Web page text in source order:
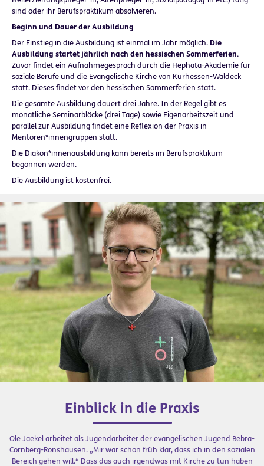
sind oder ihr Berufspraktikum absolvieren.
Beginn und Dauer der Ausbildung
Der Einstieg in die Ausbildung ist einmal im Jahr möglich. Die
Ausbildung startet jährlich nach den hessischen Sommerferien.
Zuvor findet ein Aufnahmegespräch durch die Hephata-Akademie für
soziale Berufe und die Evangelische Kirche von Kurhessen-Waldeck
statt. Dieses findet vor den hessischen Sommerferien statt.
Die gesamte Ausbildung dauert drei Jahre. In der Regel gibt es
monatliche Seminarblöcke (drei Tage) sowie Eigenarbeitszeit und
parallel zur Ausbildung findet eine Reflexion der Praxis in
Mentoren*innengruppen statt.
Die Diakon*innenausbildung kann bereits im Berufspraktikum
begonnen werden.
Die Ausbildung ist kostenfrei.
Einblick in die Praxis
Ole Jaekel arbeitet als Jugendarbeiter der evangelischen Jugend Bebra-
Cornberg-Ronshausen. „Mir war schon früh klar, dass ich in den sozialen
Bereich gehen will.“ Dass das auch irgendwas mit Kirche zu tun haben